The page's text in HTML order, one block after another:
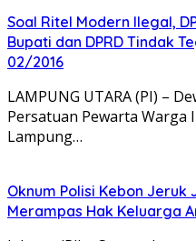
Soal Ritel Modern Ilegal,
Bupati dan DPRD Tindak
02/2016
​LAMPUNG UTARA (PI) –
Persatuan Pewarta Warga
Lampung…
Oknum Polisi Kebon Jeruk
Merampas Hak Keluarga